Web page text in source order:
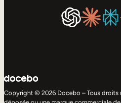
Copyright © 2026 Docebo – Tous droits